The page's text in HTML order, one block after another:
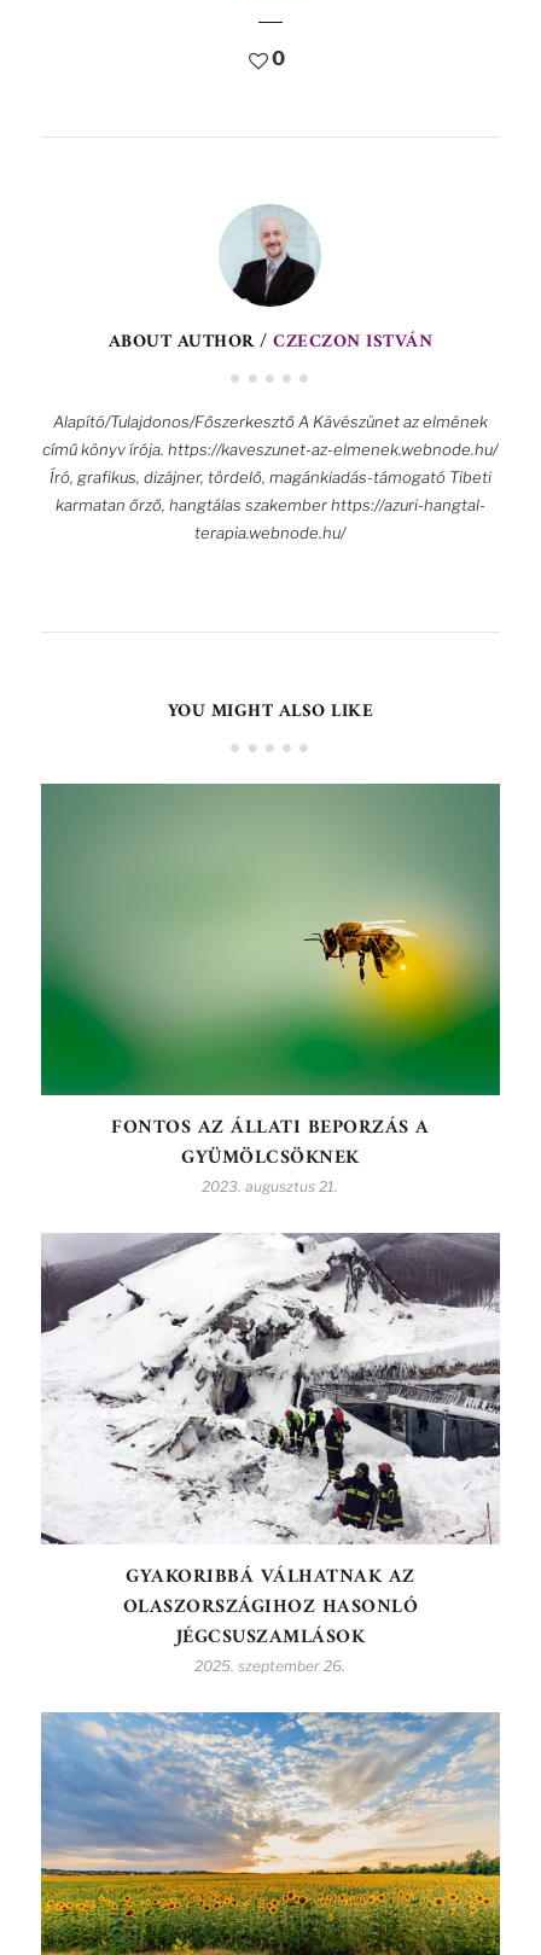
0
ABOUT AUTHOR /CZECZON ISTVÁN
Alapító/Tulajdonos/Főszerkesztő A Kávészünet az elmének
című könyv írója. https://kaveszunet-az-elmenek.webnode.hu/
Író, grafikus, dizájner, tördelő, magánkiadás-támogató Tibeti
karmatan őrző, hangtálas szakember https://azuri-hangtal-
terapia.webnode.hu/
YOU MIGHT ALSO LIKE
FONTOS AZ ÁLLATI BEPORZÁS A
GYÜMÖLCSÖKNEK
2023. augusztus 21.
GYAKORIBBÁ VÁLHATNAK AZ
OLASZORSZÁGIHOZ HASONLÓ
JÉGCSUSZAMLÁSOK
2025. szeptember 26.